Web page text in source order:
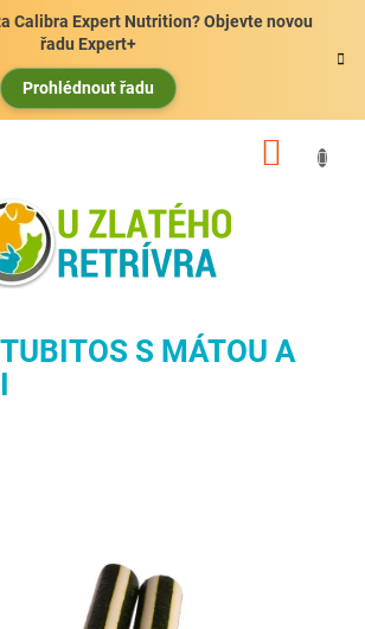
Calibra Expert Nutrition? Objevte novou
řadu Expert+
Prohlédnout řadu
S MÁTOU A